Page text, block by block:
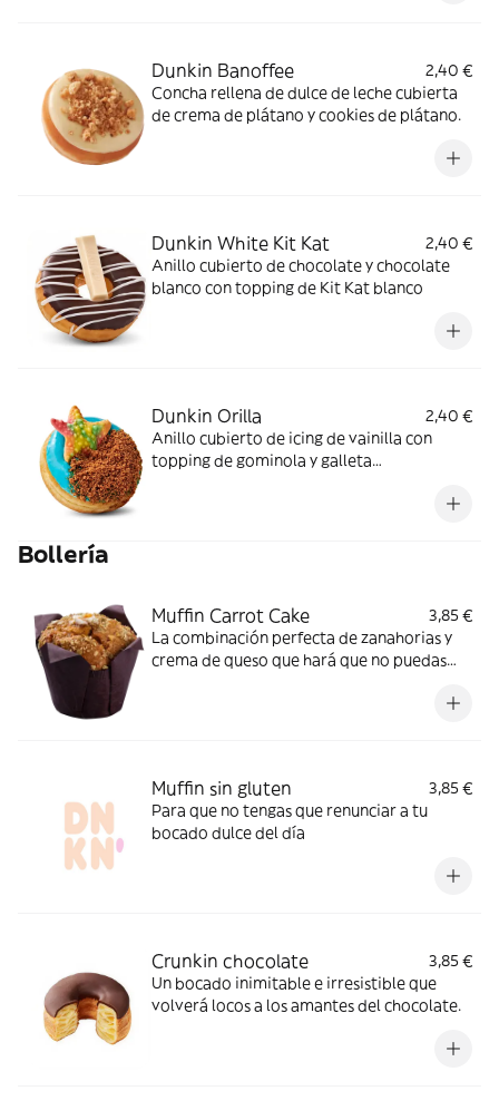
Dunkin Banoffee
2,40 €
Concha rellena de dulce de leche cubierta
de crema de plátano y cookies de plátano.
Dunkin White Kit Kat
2,40 €
Anillo cubierto de chocolate y chocolate
blanco con topping de Kit Kat blanco
Dunkin Orilla
2,40 €
Anillo cubierto de icing de vainilla con
topping de gominola y galleta
Bollería
Muffin Carrot Cake
3,85 €
La combinación perfecta de zanahorias y
crema de queso que hará que no puedas
Muffin sin gluten
3,85 €
Para que no tengas que renunciar a tu
bocado dulce del día
Crunkin chocolate
3,85 €
Un bocado inimitable e irresistible que
volverá locos a los amantes del chocolate.